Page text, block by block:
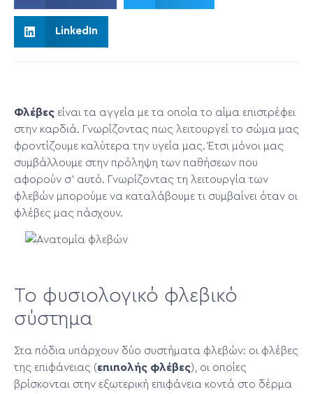
LinkedIn
Φλέβες είναι τα αγγεία με τα οποία το αίμα επιστρέφει
στην καρδιά. Γνωρίζοντας πως λειτουργεί το σώμα μας
φροντίζουμε καλύτερα την υγεία μας. Έτσι μόνοι μας
συμβάλλουμε στην πρόληψη των παθήσεων που
αφορούν σ’ αυτό. Γνωρίζοντας τη λειτουργία των
φλεβών μπορούμε να καταλάβουμε τι συμβαίνει όταν οι
φλέβες μας πάσχουν.
Το φυσιολογικό φλεβικό
σύστημα
Στα πόδια υπάρχουν δύο συστήματα φλεβών: οι φλέβες
της επιφάνειας (επιπολής φλέβες), οι οποίες
βρίσκονται στην εξωτερική επιφάνεια κοντά στο δέρμα